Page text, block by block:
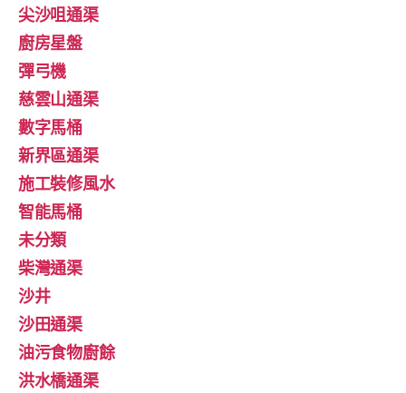
尖沙咀通渠
廚房星盤
彈弓機
慈雲山通渠
數字馬桶
新界區通渠
施工裝修風水
智能馬桶
未分類
柴灣通渠
沙井
沙田通渠
油污食物廚餘
洪水橋通渠